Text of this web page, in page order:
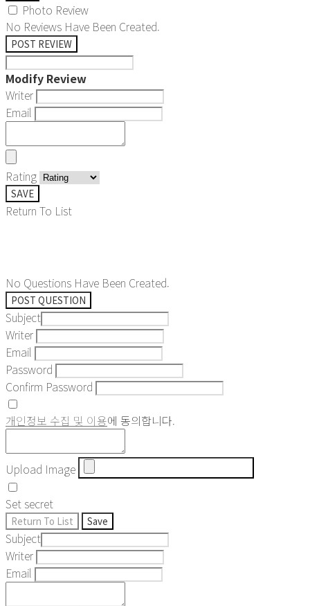
Photo Review
No Reviews Have Been Created.
POST REVIEW
Modify Review
Writer
Email
Rating
SAVE
Return To List
No Questions Have Been Created.
POST QUESTION
Subject
Writer
Email
Password
Confirm Password
개인정보 수집 및 이용에 동의합니다.
Upload Image
Set secret
Return To List Save
Subject
Writer
Email